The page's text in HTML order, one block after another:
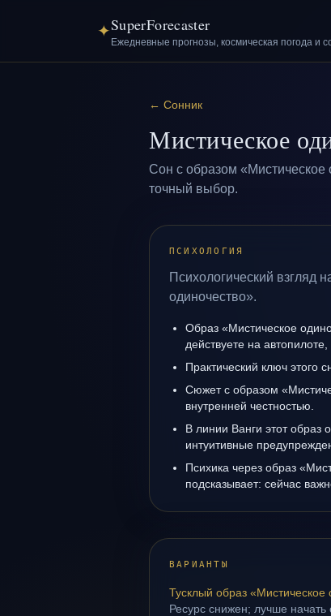
✦SuperForecaster
Ежедневные прогнозы, космическая погода и
← Сонник
Мистическое
Сон с образом
точный выбор.
ПСИХОЛОГИЯ
Психологический взгляд
одиночество».
Образ «Мистическое
действуете на
Практический ключ этого
Сюжет с образом
внутренней честностью.
В линии Ванги этот образ
интуитивные
Психика через образ
подсказывает: сейчас
ВАРИАНТЫ
Тусклый образ «Мистическое
Ресурс снижен; лучше начать